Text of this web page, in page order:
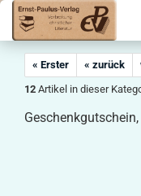
« Erster « zurück
12 Artikel in dieser